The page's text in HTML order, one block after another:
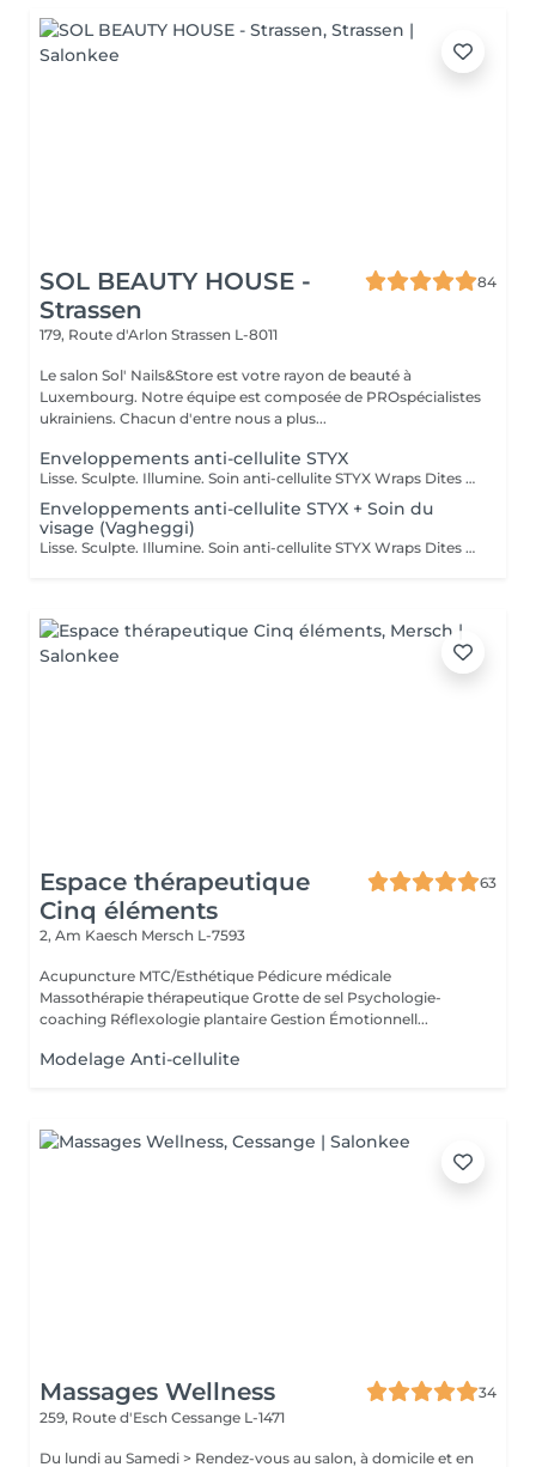
SOL BEAUTY HOUSE -
Strassen
84
179, Route d'Arlon Strassen L-8011
Le salon Sol' Nails&Store est votre rayon de beauté à
Luxembourg. Notre équipe est composée de PROspécialistes
ukrainiens. Chacun d'entre nous a plus...
Enveloppements anti-cellulite STYX
Lisse. Sculpte. Illumine. Soin anti-cellulite STYX Wraps Dites adieu à la cellulite tenace et bonjour à une peau plus lisse et plus ferme ! Nos STYX Wraps constituent un soin anti-cellulite puissant qui utilise des ingrédients actifs naturels et des bandages de compression pour tonifier et détoxifier visiblement votre corps. Ses bienfaits : Cible et réduit l'apparence de la cellulite Stimule la circulation sanguine et lymphatique Raffermit, lisse et hydrate la peau Aide à redessiner les zones à problèmes Ressentez l'effet tenseur dès la première séance et profitez d'une silhouette rafraîchie et sculptée. Idéal en traitement ponctuel ou en cure pour des résultats durables. Prête à retrouver confiance en vous grâce aux bandages ?
Enveloppements anti-cellulite STYX + Soin du
visage (Vagheggi)
Lisse. Sculpte. Illumine. Soin anti-cellulite STYX Wraps Dites adieu à la cellulite tenace et bonjour à une peau plus lisse et plus ferme ! Nos STYX Wraps constituent un soin anti-cellulite puissant qui utilise des ingrédients actifs naturels et des bandages de compression pour tonifier et détoxifier visiblement votre corps. Ses bienfaits : Cible et réduit l'apparence de la cellulite Stimule la circulation sanguine et lymphatique Raffermit, lisse et hydrate la peau Aide à redessiner les zones à problèmes Ressentez l'effet tenseur dès la première séance et profitez d'une silhouette rafraîchie et sculptée. Idéal en traitement unique ou en cure pour des résultats à long terme. Profitez pleinement de ce moment pour profiter d'un soin du visage pendant la durée de l'enveloppement ! Prête à retrouver confiance en vous grâce à nos enveloppements ?
Espace thérapeutique
Cinq éléments
63
2, Am Kaesch Mersch L-7593
Acupuncture MTC/Esthétique Pédicure médicale
Massothérapie thérapeutique Grotte de sel Psychologie-
coaching Réflexologie plantaire Gestion Émotionnell...
Modelage Anti-cellulite
Massages Wellness
34
259, Route d'Esch Cessange L-1471
Du lundi au Samedi > Rendez-vous au salon, à domicile et en